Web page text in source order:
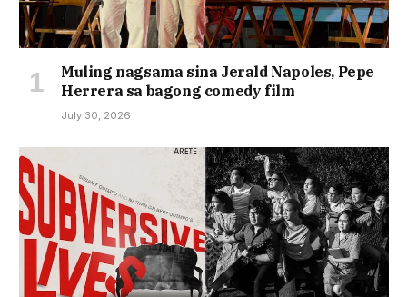
Muling nagsama sina Jerald Napoles, Pepe
Herrera sa bagong comedy film
July 30, 2026